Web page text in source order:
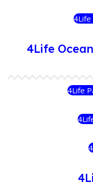
4Life
4Life
4Life